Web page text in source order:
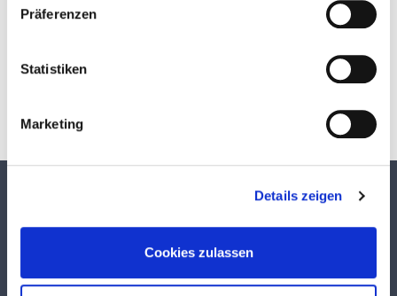
Präferenzen
Statistiken
Marketing
Details zeigen
Cookies zulassen
Anwendungstechnik